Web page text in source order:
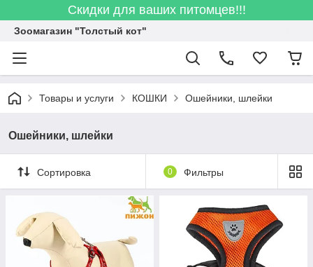
Скидки для ваших питомцев!!!
Зоомагазин "Толстый кот"
Товары и услуги КОШКИ Ошейники, шлейки
Ошейники, шлейки
Сортировка 0 Фильтры